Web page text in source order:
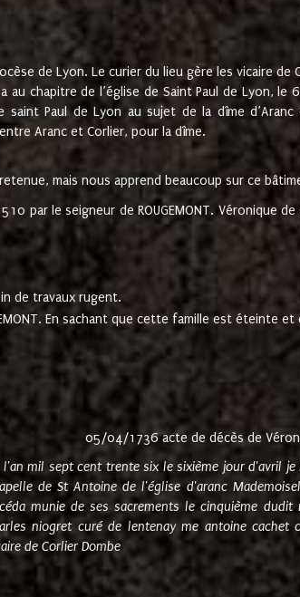
de Lyon. Le curier du lieu gère les vicaire
au chapitre de l’église de Saint Paul de Lyon, le 6
Paul de Lyon au sujet de la dîme
Aranc et Corlier, pour la dîme.
mais nous apprend beaucoup sur ce
le seigneur de ROUGEMONT. Véronique de
de travaux rugent.
En sachant que cette famille est éteinte et
05/04/1736 acte de décès de
l'an mil sept cent trente six le sixième jour d'avril
de St Antoine de l'église d'aranc
munie de ses sacrements le cinquième
niogret curé de lentenay me antoine cachet
de Corlier Dombe